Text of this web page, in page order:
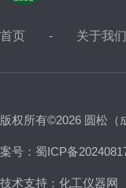
首页 关于我们
版权所有©2026 圆松
案号：蜀ICP备
技术支持： 化工仪器网